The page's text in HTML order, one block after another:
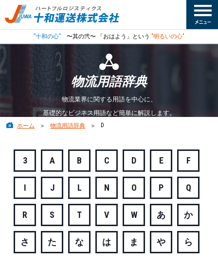
”十和の心” 〜其の弐〜 「おはよう」という "明るいの心"
物流用語辞典
物流業界に関する用語を中心に、
基礎的なビジネス用語など簡単に解説します。
ホーム 物流用語辞典 D
3 A B C D E F
I J L N O P Q
R S T V W あ か
さ た な は ま や ら